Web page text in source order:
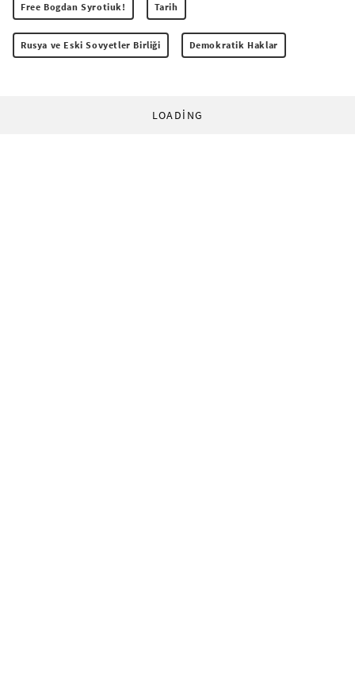
Free Bogdan Syrotiuk! Tarih
Rusya ve Eski Sovyetler Birliği Demokratik Haklar
LOADING